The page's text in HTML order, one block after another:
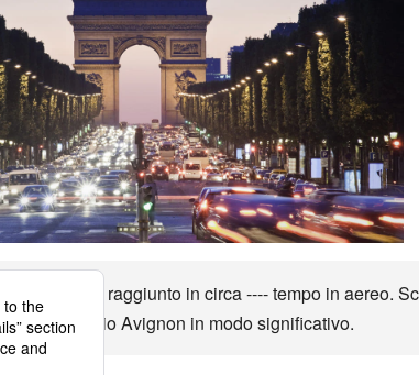
può essere raggiunto in circa ---- tempo in
il viaggio Avignon in modo significativo.